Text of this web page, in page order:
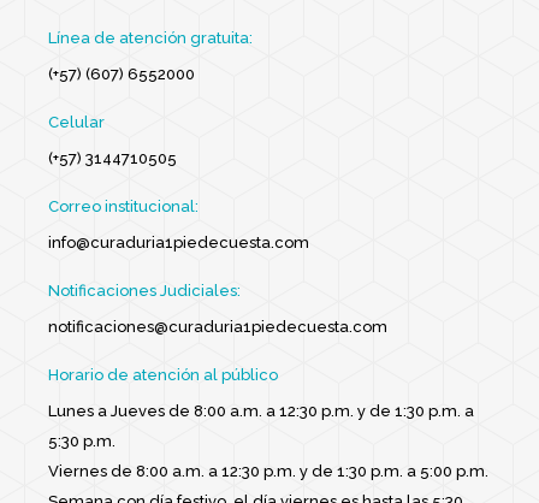
Línea de atención gratuita:
(+57) (607) 6552000
Celular
(+57) 3144710505
Correo institucional:
info@curaduria1piedecuesta.com
Notificaciones Judiciales:
notificaciones@curaduria1piedecuesta.com
Horario de atención al público
Lunes a Jueves de 8:00 a.m. a 12:30 p.m. y de 1:30 p.m. a
5:30 p.m.
Viernes de 8:00 a.m. a 12:30 p.m. y de 1:30 p.m. a 5:00 p.m.